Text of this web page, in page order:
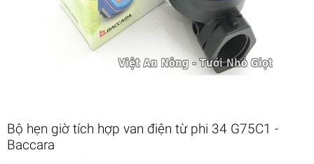
Bộ hẹn giờ tích hợp van điện từ phi 34 G75C1 -
Baccara